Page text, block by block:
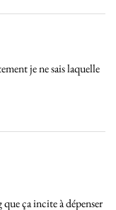
je ne sais laquelle
ça incite à dépenser